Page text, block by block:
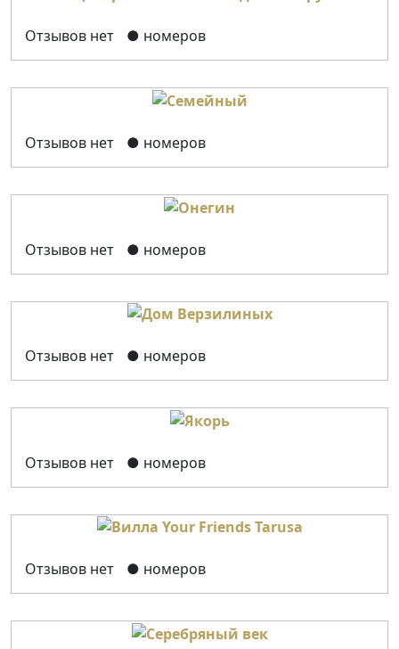
Отзывов нет ● номеров
Отзывов нет ● номеров
Отзывов нет ● номеров
Отзывов нет ● номеров
Отзывов нет ● номеров
Отзывов нет ● номеров